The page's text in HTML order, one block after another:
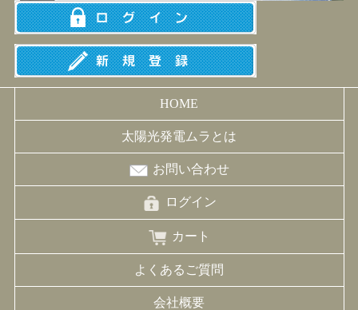
HOME
太陽光発電ムラとは
お問い合わせ
ログイン
カート
よくあるご質問
会社概要